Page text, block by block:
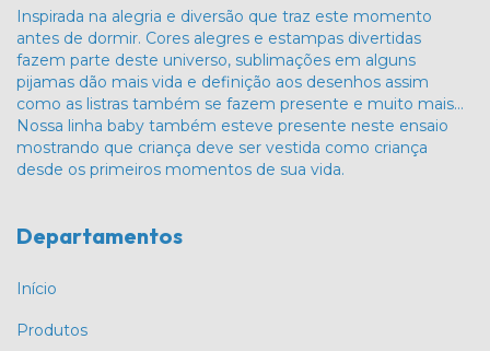
Inspirada na alegria e diversão que traz este momento
antes de dormir. Cores alegres e estampas divertidas
fazem parte deste universo, sublimações em alguns
pijamas dão mais vida e definição aos desenhos assim
como as listras também se fazem presente e muito mais…
Nossa linha baby também esteve presente neste ensaio
mostrando que criança deve ser vestida como criança
desde os primeiros momentos de sua vida.
Departamentos
Início
Produtos